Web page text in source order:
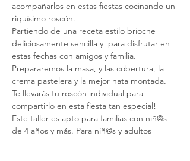
acompañarlos en estas fiestas cocinando un
riquísimo roscón.
Partiendo de una receta estilo brioche
deliciosamente sencilla y  para disfrutar en
estas fechas con amigos y familia.
Prepararemos la masa, y las cobertura, la
crema pastelera y la mejor nata montada.
Te llevarás tu roscón individual para
compartirlo en esta fiesta tan especial!
Este taller es apto para familias con niñ@s
de 4 años y más. Para niñ@s y adultos